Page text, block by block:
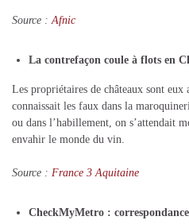
Source : Afnic
La contrefaçon coule à flots en
Les propriétaires de châteaux sont
connaissait les faux dans la
ou dans l’habillement, on s’attendait
envahir le monde du vin.
Source : France 3 Aquitaine
CheckMyMetro :